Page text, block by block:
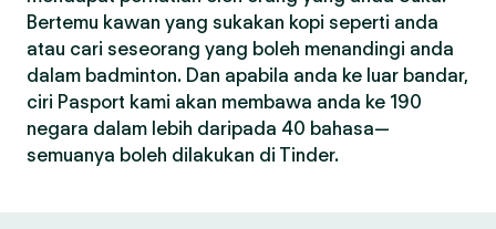
Bertemu kawan yang sukakan kopi seperti anda
atau cari seseorang yang boleh menandingi anda
dalam badminton. Dan apabila anda ke luar bandar,
ciri Pasport kami akan membawa anda ke 190
negara dalam lebih daripada 40 bahasa—
semuanya boleh dilakukan di Tinder.